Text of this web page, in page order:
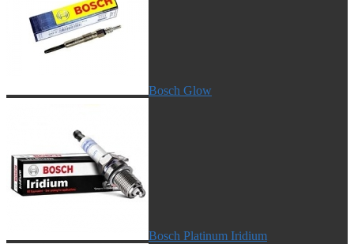
Bosch Glow
Bosch Platinum Iridium